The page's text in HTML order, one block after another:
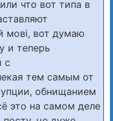
что вот типа в
мовi, вот думаю
и теперь
с
тем самым от
обнищанием
это на самом деле